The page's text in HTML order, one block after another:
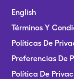
English
Términos Y
Políticas De
Preferencias De
Política De